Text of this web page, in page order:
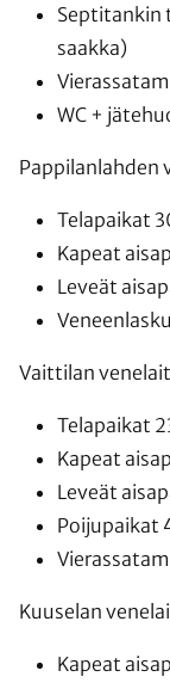
Septitankin
saakka)
WC +
Pappilanlahden
Telapaikat
Kapeat
Leveät
Vaittilan
Telapaikat
Kapeat
Leveät
Poijupaikat
Kuuselan
Kapeat